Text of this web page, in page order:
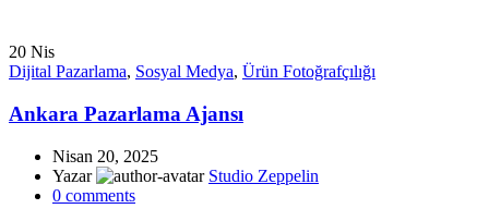
20 Nis
Dijital Pazarlama, Sosyal Medya, Ürün Fotoğrafçılığı
Ankara Pazarlama Ajansı
Nisan 20, 2025
Yazar
Studio Zeppelin
0 comments